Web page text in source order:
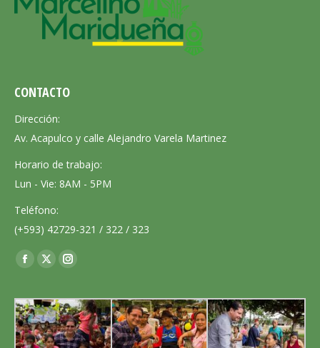
CONTACTO
Dirección:
Av. Acapulco y calle Alejandro Varela Martinez
Horario de trabajo:
Lun - Vie: 8AM - 5PM
Teléfono:
(+593) 42729-321 / 322 / 323
Encuéntranos en:
Facebook
opens
in
new
X
opens
in
new
Instagram
opens
in
new